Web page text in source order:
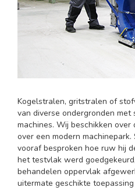
Kogelstralen, gritstralen of
van diverse ondergronden
machines. Wij beschikken over
over een modern
vooraf besproken hoe ruw hij
het testvlak werd
behandelen oppervlak
uitermate geschikte toepassing